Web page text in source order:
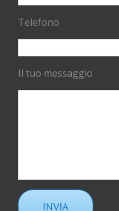
Telefono
Il tuo messaggio